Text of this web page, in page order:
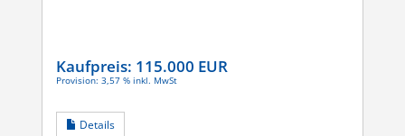
Kaufpreis: 115.000 EUR
Provision: 3,57 % inkl. MwSt
Details